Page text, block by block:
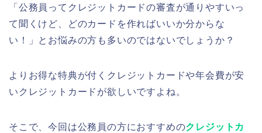
「公務員ってクレジットカードの審査が通りやすいっ
て聞くけど、どのカードを作ればいいか分からな
い！」とお悩みの方も多いのではないでしょうか？
よりお得な特典が付くクレジットカードや年会費が安
いクレジットカードが欲しいですよね。
そこで、今回は公務員の方におすすめのクレジットカ